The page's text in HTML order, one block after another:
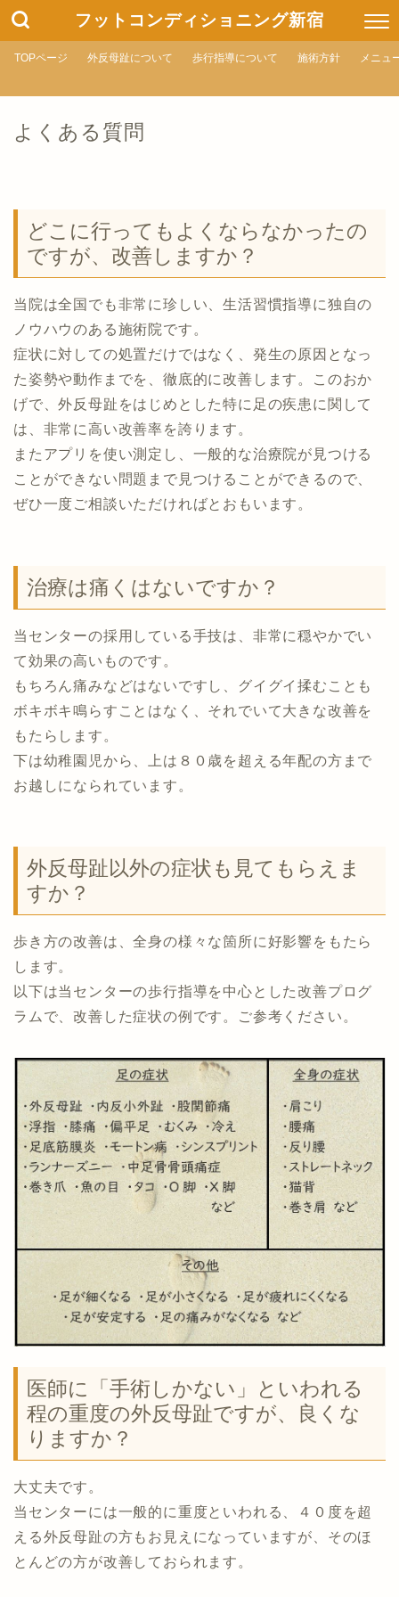
フットコンディショニング新宿
TOPページ 外反母趾について 歩行指導について 施術方針 メニュ
よくある質問
どこに行ってもよくならなかったの
ですが、改善しますか？
当院は全国でも非常に珍しい、生活習慣指導に独自の
ノウハウのある施術院です。
症状に対しての処置だけではなく、発生の原因となっ
た姿勢や動作までを、徹底的に改善します。このおか
げで、外反母趾をはじめとした特に足の疾患に関して
は、非常に高い改善率を誇ります。
またアプリを使い測定し、一般的な治療院が見つける
ことができない問題まで見つけることができるので、
ぜひ一度ご相談いただければとおもいます。
治療は痛くはないですか？
当センターの採用している手技は、非常に穏やかでい
て効果の高いものです。
もちろん痛みなどはないですし、グイグイ揉むことも
ボキボキ鳴らすことはなく、それでいて大きな改善を
もたらします。
下は幼稚園児から、上は８０歳を超える年配の方まで
お越しになられています。
外反母趾以外の症状も見てもらえま
すか？
歩き方の改善は、全身の様々な箇所に好影響をもたら
します。
以下は当センターの歩行指導を中心とした改善プログ
ラムで、改善した症状の例です。ご参考ください。
医師に「手術しかない」といわれる
程の重度の外反母趾ですが、良くな
りますか？
大丈夫です。
当センターには一般的に重度といわれる、４０度を超
える外反母趾の方もお見えになっていますが、そのほ
とんどの方が改善しておられます。